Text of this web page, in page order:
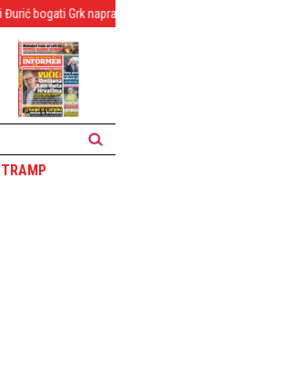
feštu za 37. rođendan! Nudi joj kule i